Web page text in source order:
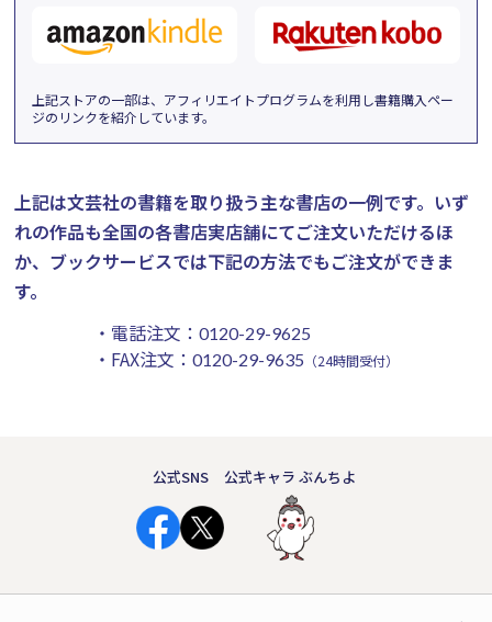
上記ストアの一部は、アフィリエイトプログラムを利用し書籍購入ペー
ジのリンクを紹介しています。
上記は文芸社の書籍を取り扱う主な書店の一例です。 いず
れの作品も全国の各書店実店舗にてご注文いただけるほ
か、ブックサービスでは下記の方法でもご注文ができま
す。
・電話注文： 0120-29-9625
・FAX注文： 0120-29-9635 （24時間受付）
公式SNS 公式キャラ ぶんちよ